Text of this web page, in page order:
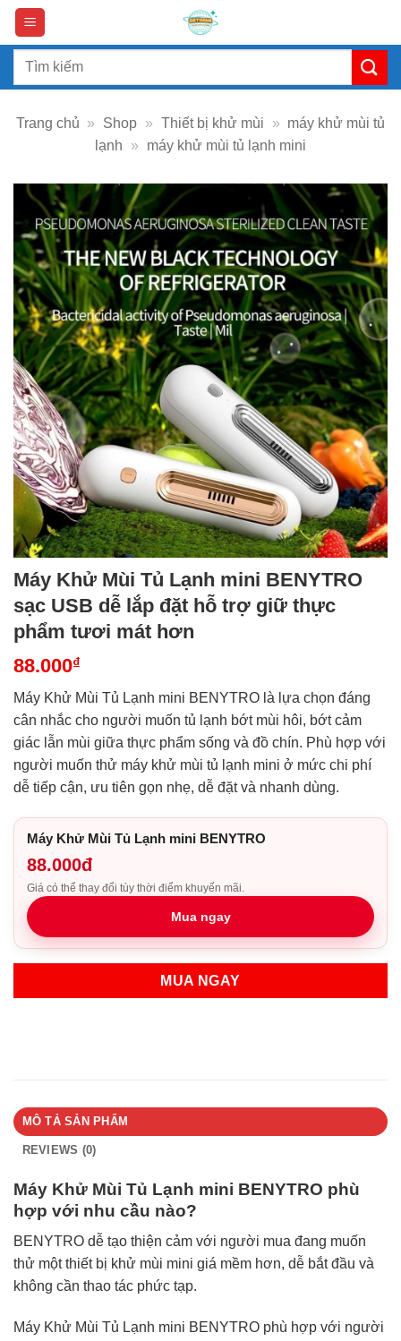
Skip
content
Search
Trang chủ » Shop » Thiết bị khử mùi » máy khử mùi tủ
lạnh
» máy khử mùi tủ lạnh mini
Máy Khử Mùi Tủ Lạnh mini BENYTRO
sạc USB dễ lắp đặt hỗ trợ giữ thực
phẩm tươi mát hơn
88.000₫
Máy Khử Mùi Tủ Lạnh mini BENYTRO là lựa chọn đáng
cân nhắc cho người muốn tủ lạnh bớt mùi hôi, bớt cảm
giác lẫn mùi giữa thực phẩm sống và đồ chín. Phù hợp với
người muốn thử máy khử mùi tủ lạnh mini ở mức chi phí
dễ tiếp cận, ưu tiên gọn nhẹ, dễ đặt và nhanh dùng.
Máy Khử Mùi Tủ Lạnh mini BENYTRO
88.000đ
Giá có thể thay đổi tùy thời điểm khuyến mãi.
Mua ngay
MUA NGAY
MÔ TẢ SẢN PHẨM
REVIEWS (0)
Máy Khử Mùi Tủ Lạnh mini BENYTRO phù
hợp với nhu cầu nào?
BENYTRO dễ tạo thiện cảm với người mua đang muốn
thử một thiết bị khử mùi mini giá mềm hơn, dễ bắt đầu và
không cần thao tác phức tạp.
Máy Khử Mùi Tủ Lạnh mini BENYTRO phù hợp với người